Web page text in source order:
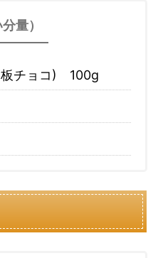
量）
板チョコ) 100g